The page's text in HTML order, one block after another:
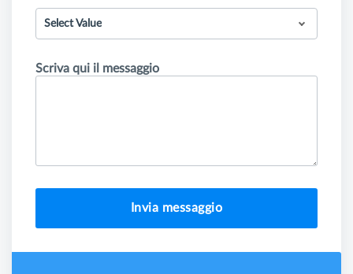
Select Value
Scriva qui il messaggio
Invia messaggio